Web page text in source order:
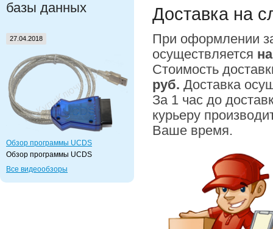
базы данных
27.04.2018
Обзор программы UCDS
Обзор программы UCDS
Все видеообзоры
Доставка на
При оформлении
осуществляется
Стоимость
руб. Доставка
За 1 час до
курьеру
Ваше время.